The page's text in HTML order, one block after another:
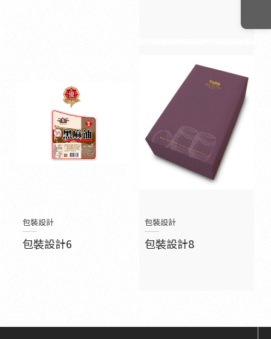
包裝設計
包裝設計6
包裝設計
包裝設計8